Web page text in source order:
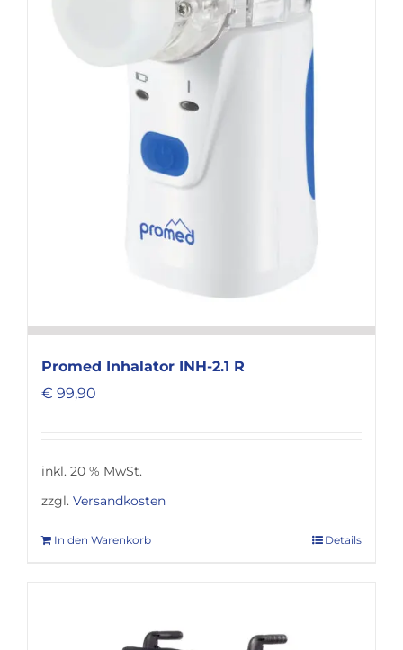
Promed Inhalator INH-2.1 R
€ 99,90
inkl. 20 % MwSt.
zzgl. Versandkosten
In den Warenkorb Details